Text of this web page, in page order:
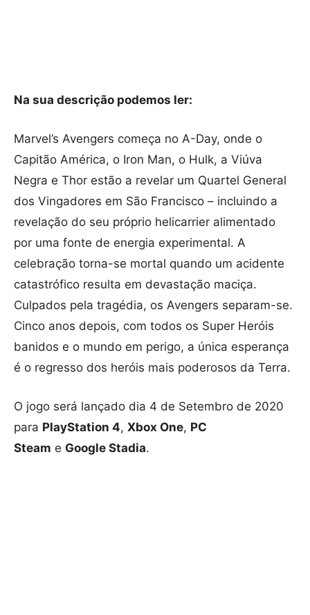
Na sua descrição podemos ler:
Marvel’s Avengers começa no A-Day, onde o
Capitão América, o Iron Man, o Hulk, a Viúva
Negra e Thor estão a revelar um Quartel General
dos Vingadores em São Francisco – incluindo a
revelação do seu próprio helicarrier alimentado
por uma fonte de energia experimental. A
celebração torna-se mortal quando um acidente
catastrófico resulta em devastação maciça.
Culpados pela tragédia, os Avengers separam-se.
Cinco anos depois, com todos os Super Heróis
banidos e o mundo em perigo, a única esperança
é o regresso dos heróis mais poderosos da Terra.
O jogo será lançado dia 4 de Setembro de 2020
para PlayStation 4, Xbox One, PC
Steam e Google Stadia.